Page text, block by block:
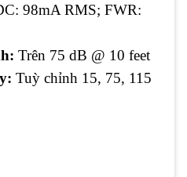
98mA RMS; FWR:
Trên 75 dB @ 10 feet
Tuỳ chỉnh 15, 75, 115